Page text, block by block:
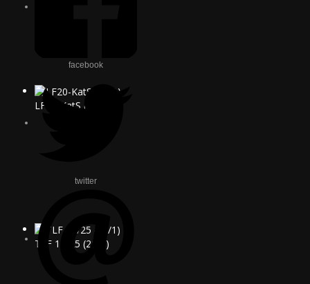
LF20-KatS (41/1)
TLF 16/25 (21/1)
facebook
twitter